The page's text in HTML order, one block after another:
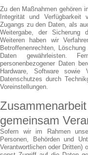
Zu den Maßnahmen gehören
Integrität und Verfügbarkeit
Zugangs zu den Daten, als
Weitergabe, der Sicherung
Weiteren haben wir
Betroffenenrechten,
Daten gewährleisten.
personenbezogener Daten
Hardware, Software sowie
Datenschutzes durch
Voreinstellungen.
gemeinsam
Sofern wir im Rahmen
Personen, Behörden und
Verantwortlichen oder Dritten)